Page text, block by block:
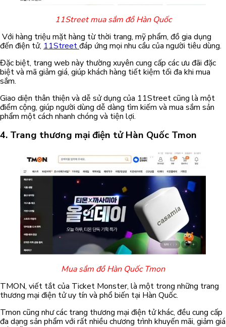
11Street mua sắm đồ Hàn Quốc
Với hàng triệu mặt hàng từ thời trang, mỹ phẩm, đồ gia dụng
đến điện tử, 11Streetđáp ứng mọi nhu cầu của người tiêu dùng.
Đặc biệt, trang web này thường xuyên cung cấp các ưu đãi đặc
biệt và mã giảm giá, giúp khách hàng tiết kiệm tối đa khi mua
sắm.
Giao diện thân thiện và dễ sử dụng của 11Street cũng là một
điểm cộng, giúp người dùng dễ dàng tìm kiếm và mua sắm sản
phẩm một cách nhanh chóng và tiện lợi.
4. Trang thương mại điện tử Hàn Quốc Tmon
Mua sắm đồ Hàn Quốc Tmon
TMON, viết tắt của Ticket Monster, là một trong những trang
thương mại điện tử uy tín và phổ biến tại Hàn Quốc.
Tmon cũng như các trang thương mại điện tử khác, đều cung cấp
đa dạng sản phẩm với rất nhiều chương trình khuyến mãi, giảm giá